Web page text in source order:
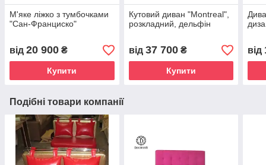
М'яке ліжко з тумбочками
"Сан-Франциско"
від 20 900 ₴
Купити
Кутовий диван "Montreal",
розкладний, дельфін
від 37 700₴
Купити
від
Подібні товари компанії